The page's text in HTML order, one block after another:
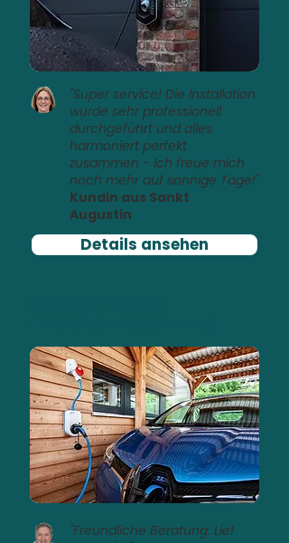
"Super service! Die Installation
wurde sehr professionell
durchgeführt und alles
harmoniert perfekt
zusammen - Ich freue mich
noch mehr auf sonnige Tage!"
Kundin aus Sankt
Augustin
Details ansehen
"Freundliche Beratung. Lief